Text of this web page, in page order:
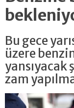
Bu gece
üzere
yansıyacak
zam